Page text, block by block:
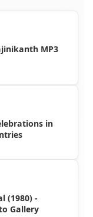
MP3
in
(1980) -
Gallery